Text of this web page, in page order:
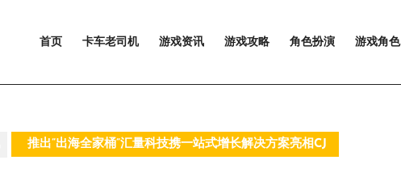
首页 卡车老司机 游戏资讯 游戏攻略 角色扮演 游戏角色
推出”出海全家桶”汇量科技携一站式增长解决方案亮相CJ